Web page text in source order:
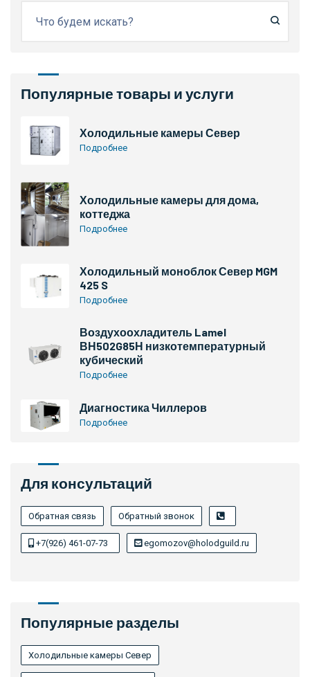
Популярные товары и услуги
Холодильные камеры Север
Подробнее
Холодильные камеры для дома,
коттеджа
Подробнее
Холодильный моноблок Север MGM
425 S
Подробнее
Воздухоохладитель Lamel
ВН502G85Н низкотемпературный
кубический
Подробнее
Диагностика Чиллеров
Подробнее
Для консультаций
Обратная связь Обратный звонок
+7(926) 461-07-73 egomozov@holodguild.ru
Популярные разделы
Холодильные камеры Север